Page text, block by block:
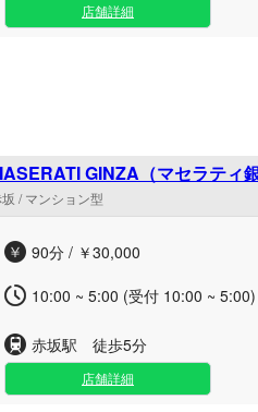
店舗詳細
GINZA（マセラティ
】赤坂ルーム
/ マンション型
90分 / ￥30,000
10:00 ~ 5:00 (受付 10:00 ~ 5:00)
赤坂駅 徒歩5分
店舗詳細